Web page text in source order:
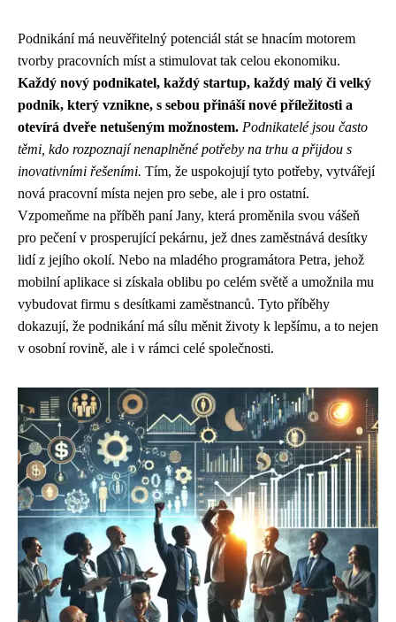
Podnikání má neuvěřitelný potenciál stát se hnacím motorem
tvorby pracovních míst a stimulovat tak celou ekonomiku.
Každý nový podnikatel, každý startup, každý malý či velký
podnik, který vznikne, s sebou přináší nové příležitosti a
otevírá dveře netušeným možnostem. Podnikatelé jsou často
těmi, kdo rozpoznají nenaplněné potřeby na trhu a přijdou s
inovativními řešeními. Tím, že uspokojují tyto potřeby, vytvářejí
nová pracovní místa nejen pro sebe, ale i pro ostatní.
Vzpomeňme na příběh paní Jany, která proměnila svou vášeň
pro pečení v prosperující pekárnu, jež dnes zaměstnává desítky
lidí z jejího okolí. Nebo na mladého programátora Petra, jehož
mobilní aplikace si získala oblibu po celém světě a umožnila mu
vybudovat firmu s desítkami zaměstnanců. Tyto příběhy
dokazují, že podnikání má sílu měnit životy k lepšímu, a to nejen
v osobní rovině, ale i v rámci celé společnosti.